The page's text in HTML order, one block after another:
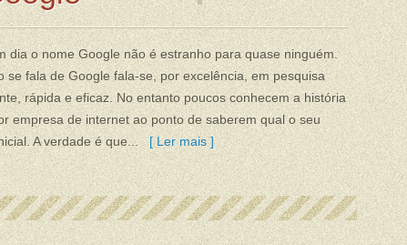
dia o nome Google não é estranho para quase ninguém.
se fala de Google fala-se, por excelência, em pesquisa
rápida e eficaz. No entanto poucos conhecem a história
empresa de internet ao ponto de saberem qual o seu
A verdade é que...[ Ler mais ]